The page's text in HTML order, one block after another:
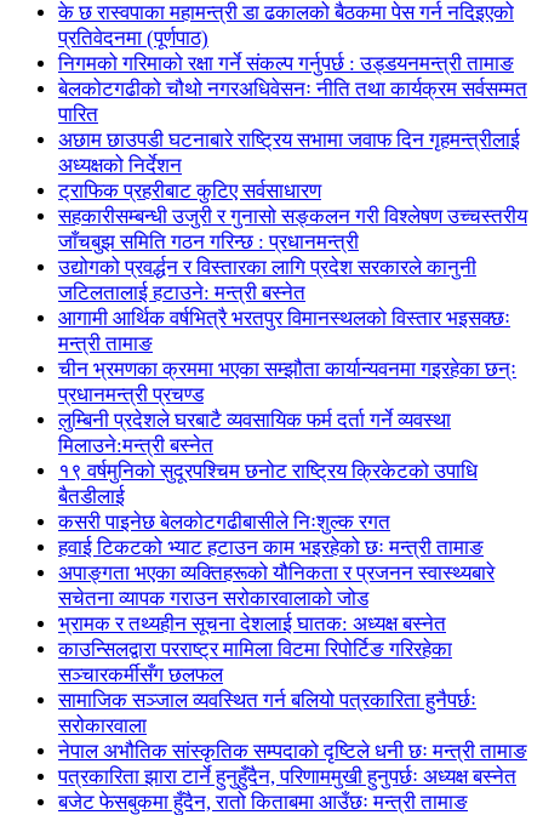
के छ रास्वपाका महामन्त्री डा ढकालको बैठकमा पेस गर्न नदिइएको
प्रतिवेदनमा (पूर्णपाठ)
निगमको गरिमाको रक्षा गर्ने संकल्प गर्नुपर्छ : उड्डयनमन्त्री तामाङ
बेलकोटगढीको चौथो नगरअधिवेसनः नीति तथा कार्यक्रम सर्वसम्मत
पारित
अछाम छाउपडी घटनाबारे राष्ट्रिय सभामा जवाफ दिन गृहमन्त्रीलाई
अध्यक्षको निर्देशन
ट्राफिक प्रहरीबाट कुटिए सर्वसाधारण
सहकारीसम्बन्धी उजुरी र गुनासो सङ्कलन गरी विश्लेषण उच्चस्तरीय
जाँचबुझ समिति गठन गरिन्छ : प्रधानमन्त्री
उद्योगको प्रवर्द्धन र विस्तारका लागि प्रदेश सरकारले कानुनी
जटिलतालाई हटाउने: मन्त्री बस्नेत
आगामी आर्थिक वर्षभित्रै भरतपुर विमानस्थलको विस्तार भइसक्छः
मन्त्री तामाङ
चीन भ्रमणका क्रममा भएका सम्झौता कार्यान्यवनमा गइरहेका छन्ः
प्रधानमन्त्री प्रचण्ड
लुम्बिनी प्रदेशले घरबाटै व्यवसायिक फर्म दर्ता गर्ने व्यवस्था
मिलाउने:मन्त्री बस्नेत
१९ वर्षमुनिको सुदूरपश्चिम छनोट राष्ट्रिय क्रिकेटको उपाधि
बैतडीलाई
कसरी पाइनेछ बेलकोटगढीबासीले निःशुल्क रगत
हवाई टिकटको भ्याट हटाउन काम भइरहेको छः मन्त्री तामाङ
अपाङ्गता भएका व्यक्तिहरूको यौनिकता र प्रजनन स्वास्थ्यबारे
सचेतना व्यापक गराउन सरोकारवालाको जोड
भ्रामक र तथ्यहीन सूचना देशलाई घातक: अध्यक्ष बस्नेत
काउन्सिलद्वारा परराष्ट्र मामिला विटमा रिपोर्टिङ गरिरहेका
सञ्चारकर्मीसँग छलफल
सामाजिक सञ्जाल व्यवस्थित गर्न बलियो पत्रकारिता हुनैपर्छः
सरोकारवाला
नेपाल अभौतिक सांस्कृतिक सम्पदाको दृष्टिले धनी छः मन्त्री तामाङ
पत्रकारिता झारा टार्ने हुनुहुँदैन, परिणाममुखी हुनुपर्छः अध्यक्ष बस्नेत
बजेट फेसबुकमा हुँदैन, रातो किताबमा आउँछः मन्त्री तामाङ